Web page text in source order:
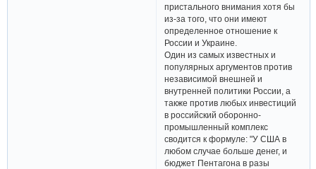
пристального внимания хотя бы
из-за того, что они имеют
определенное отношение к
России и Украине.
Один из самых известных и
популярных аргументов против
независимой внешней и
внутренней политики России, а
также против любых инвестиций
в российский оборонно-
промышленный комплекс
сводится к формуле: "У США в
любом случае больше денег, и
бюджет Пентагона в разы